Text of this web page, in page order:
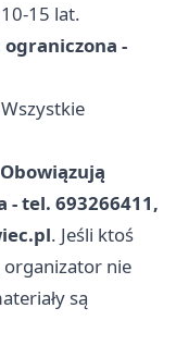
15 lat.
ograniczona -
Obowiązują
- tel. 693266411,
. Jeśli ktoś
organizator nie
są